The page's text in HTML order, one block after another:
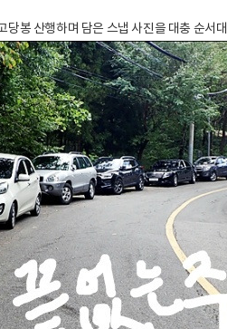
당봉 산행하며 담은 스냅 사진을 대충 순서